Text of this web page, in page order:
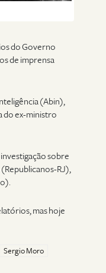
do Governo
de imprensa
(Abin),
do ex-ministro
sobre
RJ),
mas hoje
Sergio Moro